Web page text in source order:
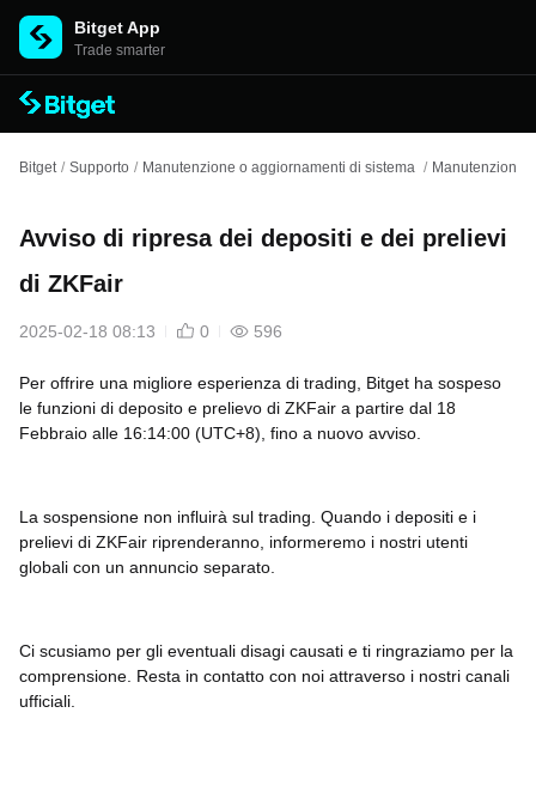
Bitget App
Trade smarter
Bitget / Supporto / Manutenzione o aggiornamenti di sistema / Manutenzione
Avviso di ripresa dei depositi e dei prelievi
di ZKFair
2025-02-18 08:13 0 596
Per offrire una migliore esperienza di trading, Bitget ha sospeso
le funzioni di deposito e prelievo di ZKFair a partire dal 18
Febbraio alle 16:14:00 (UTC+8), fino a nuovo avviso.
La sospensione non influirà sul trading. Quando i depositi e i
prelievi di ZKFair riprenderanno, informeremo i nostri utenti
globali con un annuncio separato.
Ci scusiamo per gli eventuali disagi causati e ti ringraziamo per la
comprensione. Resta in contatto con noi attraverso i nostri canali
ufficiali.